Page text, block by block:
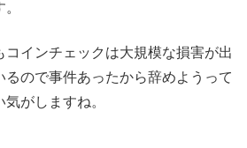
コインチェックは大規模な損害が出
るので事件あったから辞めようって
がしますね。